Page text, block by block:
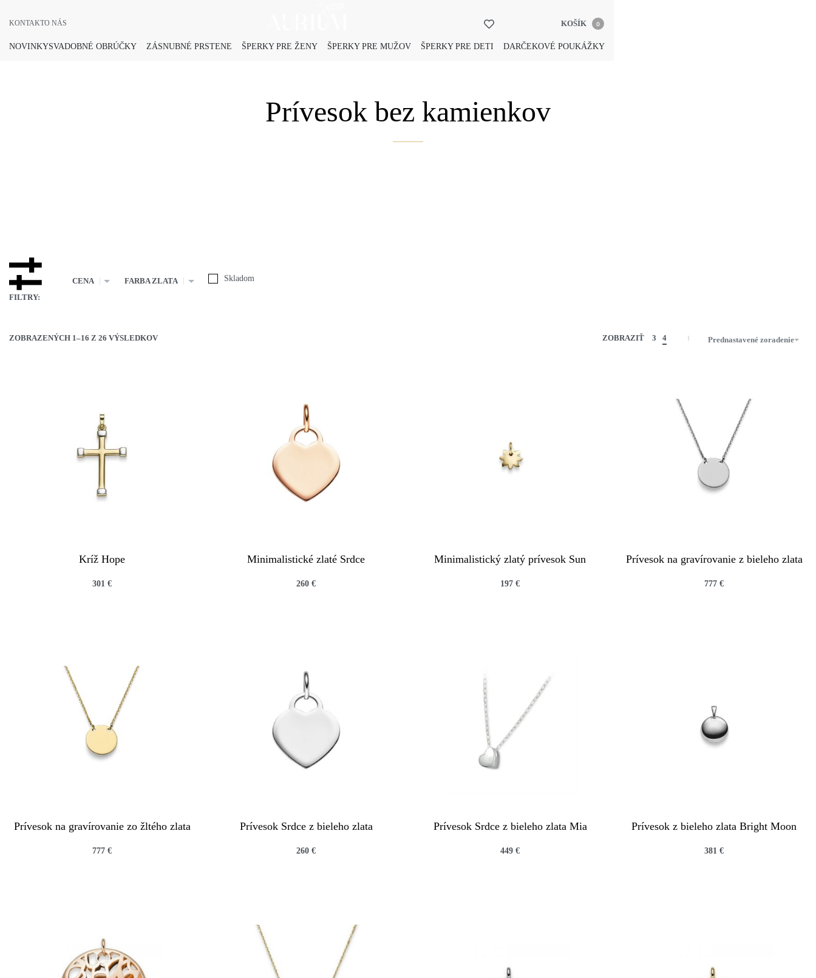
KONTAKTO NÁS KOŠÍK 0
NOVINKYSVADOBNÉ OBRÚČKY ZÁSNUBNÉ PRSTENE ŠPERKY PRE ŽENY ŠPERKY PRE MUŽOV ŠPERKY PRE DETI DARČEKOVÉ POUKÁŽKY
Prívesok bez kamienkov
FILTRY:
CENA FARBA ZLATA Skladom
ZOBRAZENÝCH 1–16 Z 26 VÝSLEDKOV ZOBRAZIŤ 3 4 Prednastavené zoradenie
Kríž Hope
301 €
Minimalistické zlaté Srdce
260 €
Minimalistický zlatý prívesok Sun
197 €
Prívesok na gravírovanie z bieleho zlata
777 €
Prívesok na gravírovanie zo žltého zlata
777 €
Prívesok Srdce z bieleho zlata
260 €
Prívesok Srdce z bieleho zlata Mia
449 €
Prívesok z bieleho zlata Bright Moon
381 €